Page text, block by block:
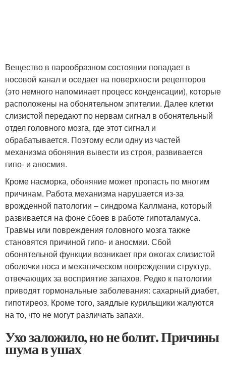
Вещество в парообразном состоянии попадает в
носовой канал и оседает на поверхности рецепторов
(это немного напоминает процесс конденсации), которые
расположены на обонятельном эпителии. Далее клетки
слизистой передают по нервам сигнал в обонятельный
отдел головного мозга, где этот сигнал и
обрабатывается. Поэтому если одну из частей
механизма обоняния вывести из строя, развивается
гипо- и аносмия.
Кроме насморка, обоняние может пропасть по многим
причинам. Работа механизма нарушается из-за
врожденной патологии – синдрома Каллмана, который
развивается на фоне сбоев в работе гипоталамуса.
Травмы или повреждения головного мозга также
становятся причиной гипо- и аносмии. Сбой
обонятельной функции возникает при ожогах слизистой
оболочки носа и механическом повреждении структур,
отвечающих за восприятие запахов. Редко к патологии
приводят гормональные заболевания: сахарный диабет,
гипотиреоз. Кроме того, заядлые курильщики жалуются
на то, что не могут различать запахи.
Ухо заложило, но не болит. Причины
шума в ушах